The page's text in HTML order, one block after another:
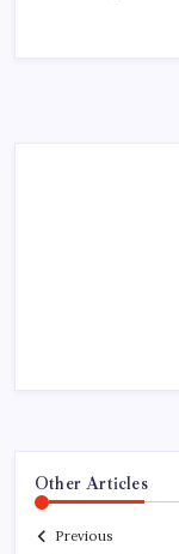
Other Articles
Previous